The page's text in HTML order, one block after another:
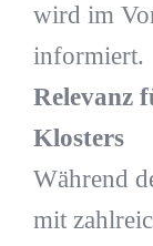
wird im
informiert.
Relevanz
Klosters
Während
mit